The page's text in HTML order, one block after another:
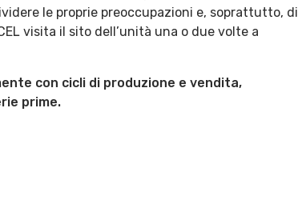
le proprie preoccupazioni e, soprattutto, di
visita il sito dell’unità una o due volte a
con cicli di produzione e vendita,
prime.